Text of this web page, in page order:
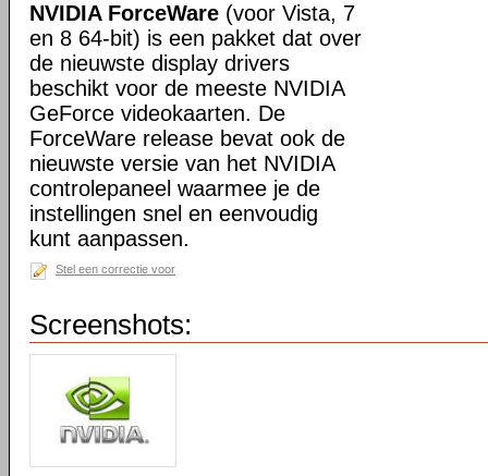
NVIDIA ForceWare (voor Vista, 7
en 8 64-bit) is een pakket dat over
de nieuwste display drivers
beschikt voor de meeste NVIDIA
GeForce videokaarten. De
ForceWare release bevat ook de
nieuwste versie van het NVIDIA
controlepaneel waarmee je de
instellingen snel en eenvoudig
kunt aanpassen.
Stel een correctie voor
Screenshots: